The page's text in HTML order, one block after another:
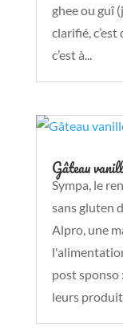
ghee ou guî
clarifié, c’est
c’est à...
Gâteau
Sympa, le
sans gluten
Alpro, une
post sponso
leurs